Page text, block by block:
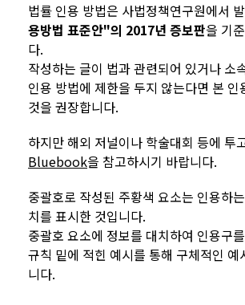
법률 인용 방법은 사법정책연구원에서
용방법 표준안"의 2017년 증보판을 기
다.
작성하는 글이 법과 관련되어 있거나 소
인용 방법에 제한을 두지 않는다면 본 인
것을 권장합니다.
하지만 해외 저널이나 학술대회 등에 투
Bluebook을 참고하시기 바랍니다.
중괄호로 작성된 주황색 요소는 인용하
치를 표시한 것입니다.
중괄호 요소에 정보를 대치하여 인용구
규칙 밑에 적힌 예시를 통해 구체적인 예
니다.